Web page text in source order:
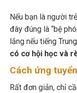
Nếu bạn là người
đây đúng là “bệ
lắng nếu tiếng
có cơ hội học và
Cách ứng tuyển
Rất đơn giản, chỉ